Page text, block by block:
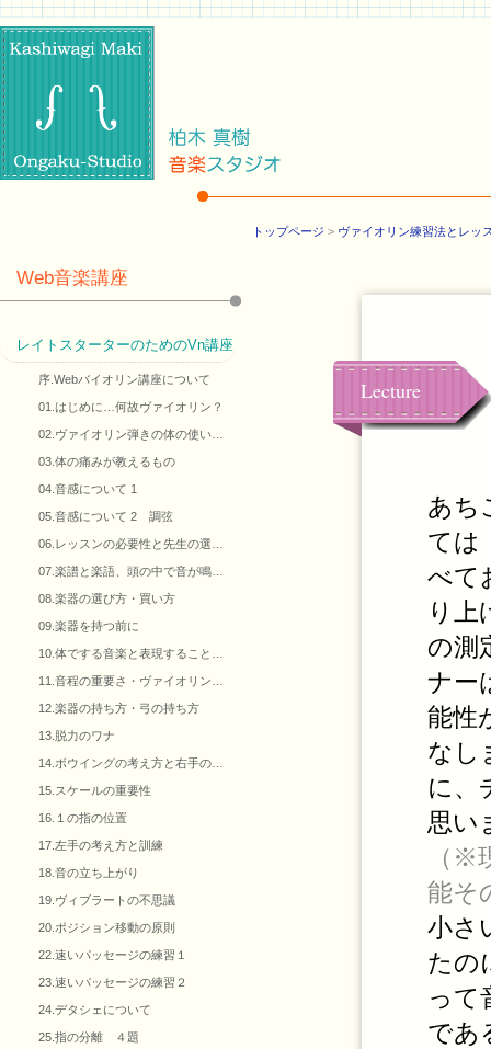
トップページ > ヴァイオリン練習法とレッ
Lecture
あち
ては
べて
り上
の測
ナー
能性
なし
に、
思い
（※
能そ
小さ
たの
って
であ
Web音楽講座
レイトスターターのためのVn講座
序.Webバイオリン講座について
01.はじめに…何故ヴァイオリン？
02.ヴァイオリン弾きの体の使い…
03.体の痛みが教えるもの
04.音感について 1
05.音感について 2 調弦
06.レッスンの必要性と先生の選…
07.楽譜と楽語、頭の中で音が鳴…
08.楽器の選び方・買い方
09.楽器を持つ前に
10.体でする音楽と表現すること…
11.音程の重要さ・ヴァイオリン…
12.楽器の持ち方・弓の持ち方
13.脱力のワナ
14.ボウイングの考え方と右手の…
15.スケールの重要性
16.１の指の位置
17.左手の考え方と訓練
18.音の立ち上がり
19.ヴィブラートの不思議
20.ポジション移動の原則
22.速いパッセージの練習１
23.速いパッセージの練習２
24.デタシェについて
25.指の分離 ４題